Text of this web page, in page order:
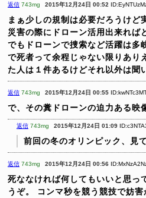
返信 743mg 2015年12月24日 00:52
まぁ少しの規制は必要だろうけど
災害の際にドローン活用出来れば
でもドローンで捜索など活躍は多
で死者って余程じゃない限りあり
た人は１件あるけどそれ以外は聞
返信 743mg 2015年12月24日 00:55
で、その糞ドローンの迫力ある映
返信 743mg 2015年12月24日 01:09
前回の冬のオリンピック、見
返信 743mg 2015年12月24日 00:56
死ななければ何してもいいと思っ
うぞ。
コンマ秒を競う競技で妨